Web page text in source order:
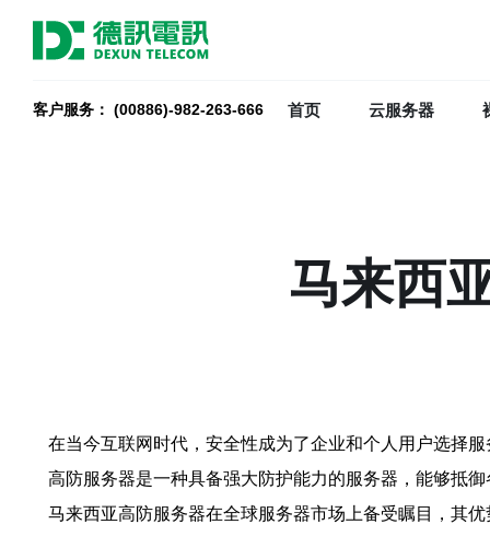
客户服务： (00886)-982-263-666 首页 云服务器
马来西
在当今互联网时代，安全性成为了企业和个人用户选择
高防服务器是一种具备强大防护能力的服务器，能够抵
马来西亚高防服务器在全球服务器市场上备受瞩目，其